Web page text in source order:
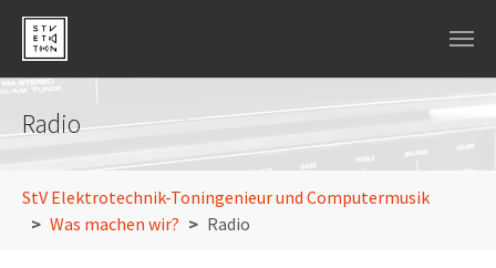
Skip to main navigation
Skip to main content
Skip to page footer
Radio
StV Elektrotechnik-Toningenieur und Computermusik
Was machen wir?
Radio